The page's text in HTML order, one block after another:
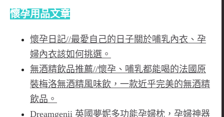
懷孕用品文章
懷孕日記//最愛自己的日子關於哺乳內衣、孕
婦內衣該如何挑選。
無酒精飲品推薦//懷孕、哺乳都能喝的法國原
裝梅洛無酒精風味飲，一款近乎完美的無酒精
飲品。
Dreamgenii 英國夢妮多功能孕婦枕，孕婦神器